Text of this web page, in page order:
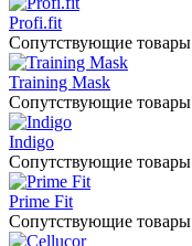
Profi.fit
Сопутствующие товары
Training Mask
Сопутствующие товары
Indigo
Сопутствующие товары
Prime Fit
Сопутствующие товары